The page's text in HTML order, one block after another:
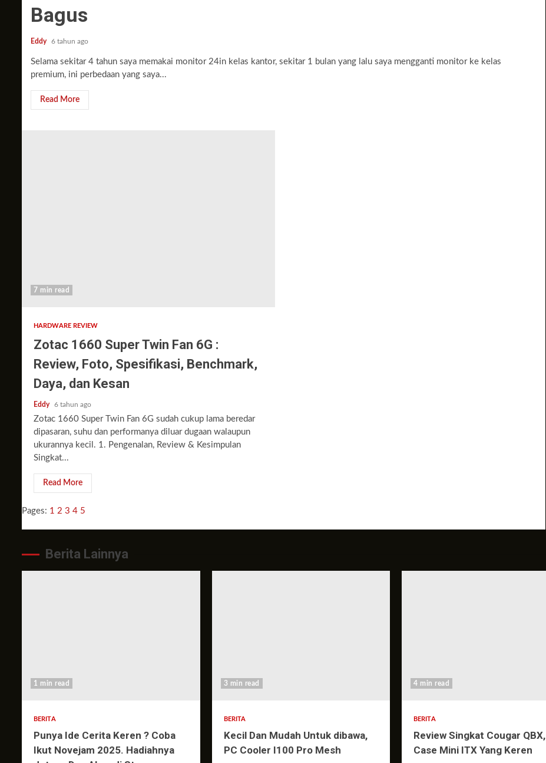
Bagus
Eddy 6 tahun ago
Selama sekitar 4 tahun saya memakai monitor 24in kelas kantor, sekitar 1 bulan yang lalu saya mengganti monitor ke kelas
premium, ini perbedaan yang saya...
Read More
7 min read
HARDWARE REVIEW
Zotac 1660 Super Twin Fan 6G :
Review, Foto, Spesifikasi, Benchmark,
Daya, dan Kesan
Eddy 6 tahun ago
Zotac 1660 Super Twin Fan 6G sudah cukup lama beredar
dipasaran, suhu dan performanya diluar dugaan walaupun
ukurannya kecil. 1. Pengenalan, Review & Kesimpulan
Singkat...
Read More
Pages: 1 2 3 4 5
Berita Lainnya
1 min read
BERITA
Punya Ide Cerita Keren ? Coba
Ikut Novejam 2025. Hadiahnya
3 min read
BERITA
Kecil Dan Mudah Untuk dibawa,
PC Cooler I100 Pro Mesh
4 min read
BERITA
Review Singkat Cougar QBX,
Case Mini ITX Yang Keren